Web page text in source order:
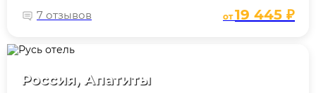
7 отзывов от19 445 ₽
Россия, Апатиты